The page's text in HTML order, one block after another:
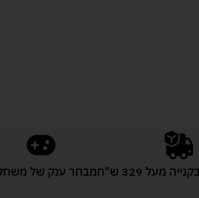
מעל 329 ש"ח מבחר ענק של